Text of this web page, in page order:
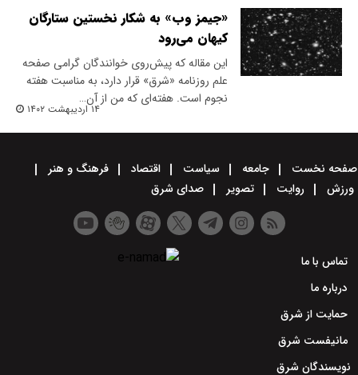
«جیمز وب» به شکار نخستین ستارگان
کیهان می‌رود
این مقاله که پیش‌روی خوانندگان گرامی صفحه‌
علم روزنامه «شرق» قرار دارد، به مناسبت هفته
نجوم است. هفته‌ای که من از آن…
۱۴ اردیبهشت ۱۴۰۲
صفحه نخست جامعه سیاست اقتصاد
فرهنگ و هنر
ورزش
روایت تصویر صدای شرق
تماس با ما
درباره ما
حمایت از شرق
مانیفست شرق
نویسندگان شرق